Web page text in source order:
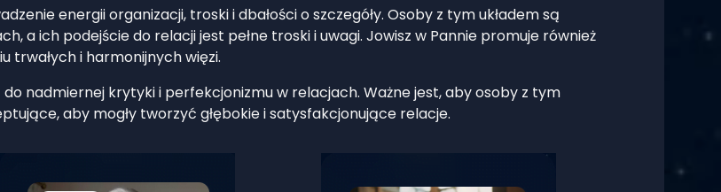
energii organizacji, troski i dbałości o szczegóły. Osoby z tym układem są
a ich podejście do relacji jest pełne troski i uwagi. Jowisz w Pannie promuje również
trwałych i harmonijnych więzi.
nadmiernej krytyki i perfekcjonizmu w relacjach. Ważne jest, aby osoby z tym
aby mogły tworzyć głębokie i satysfakcjonujące relacje.